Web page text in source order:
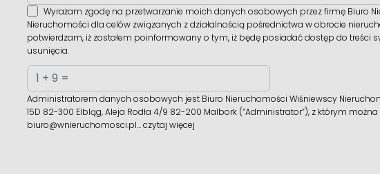
Wyrażam zgodę na przetwarzanie moich danych osobowych przez firmę Biuro
Nieruchomości dla celów związanych z działalnością pośrednictwa w obrocie
potwierdzam, iż zostałem poinformowany o tym, iż będę posiadać dostęp do treści
usunięcia.
Administratorem danych osobowych jest Biuro Nieruchomości Wiśniewscy
15D 82-300 Elbląg, Aleja Rodła 4/9 82-200 Malbork (“Administrator”), z którym
biuro@wnieruchomosci.pl…czytaj więcej